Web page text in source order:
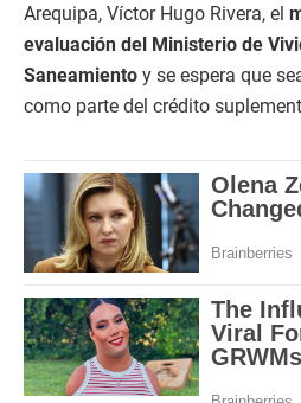
Arequipa, Víctor Hugo Rivera, el
evaluación del Ministerio de
Saneamiento y se espera que
como parte del crédito